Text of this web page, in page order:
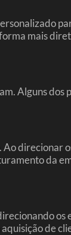
mais
Alguns dos
direcionar
da
de